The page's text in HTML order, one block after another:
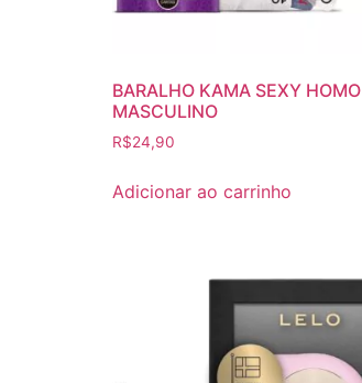
BARALHO KAMA SEXY HOMO
MASCULINO
R$24,90
Adicionar ao carrinho